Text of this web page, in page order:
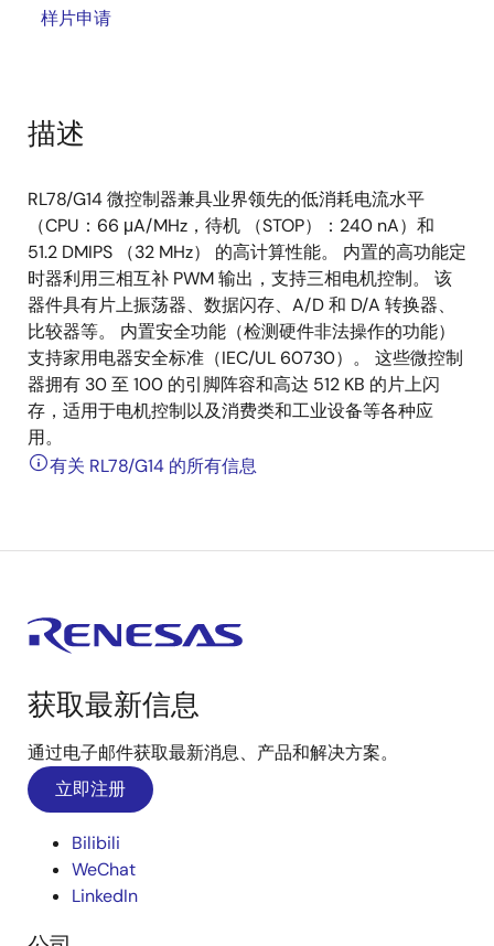
样片申请
描述
RL78/G14 微控制器兼具业界领先的低消耗电流水平
（CPU：66 μA/MHz，待机 （STOP）：240 nA）和
51.2 DMIPS （32 MHz） 的高计算性能。 内置的高功能定
时器利用三相互补 PWM 输出，支持三相电机控制。 该
器件具有片上振荡器、数据闪存、A/D 和 D/A 转换器、
比较器等。 内置安全功能（检测硬件非法操作的功能）
支持家用电器安全标准（IEC/UL 60730）。 这些微控制
器拥有 30 至 100 的引脚阵容和高达 512 KB 的片上闪
存，适用于电机控制以及消费类和工业设备等各种应
用。
有关 RL78/G14 的所有信息
获取最新信息
通过电子邮件获取最新消息、产品和解决方案。
立即注册
Bilibili
WeChat
LinkedIn